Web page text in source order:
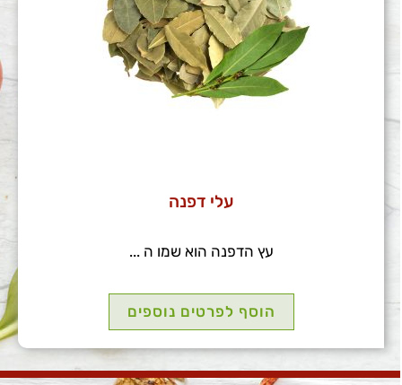
עלי דפנה
עץ הדפנה הוא שמו ה ...
הוסף לפרטים נוספים